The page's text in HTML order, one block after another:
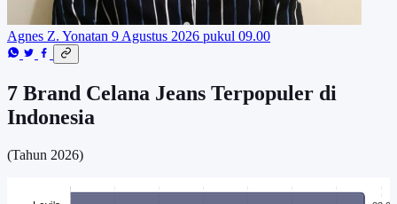
Agnes Z. Yonatan 9 Agustus 2026 pukul 09.00
7 Brand Celana Jeans Terpopuler di
Indonesia
(Tahun 2026)